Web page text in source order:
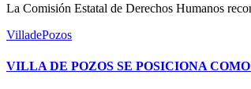
La Comisión Estatal de Derechos Humanos
VilladePozos
VILLA DE POZOS SE POSICIONA